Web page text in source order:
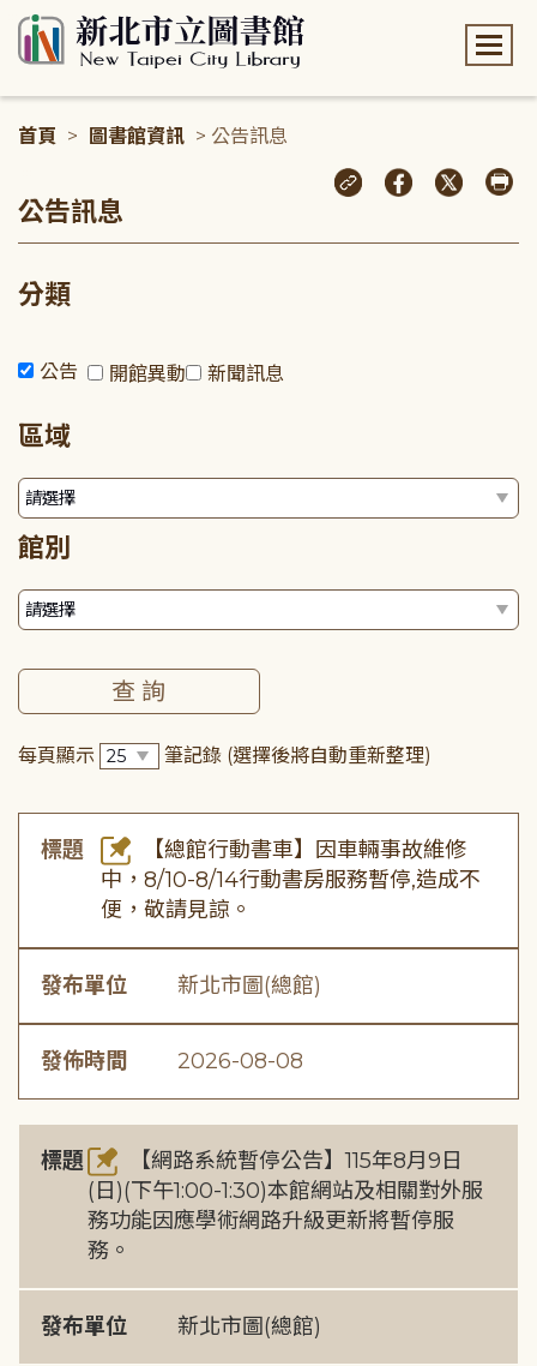
首頁 > 圖書館資訊 > 公告訊息
公告訊息
分類
公告 開館異動 新聞訊息
區域
館別
每頁顯示 筆記錄 (選擇後將自動重新整理)
標題
【總館行動書車】因車輛事故維修
中，8/10-8/14行動書房服務暫停,造成不
便，敬請見諒。
發布單位 新北市圖(總館)
發佈時間 2026-08-08
標題
【網路系統暫停公告】115年8月9日
(日)(下午1:00-1:30)本館網站及相關對外服
務功能因應學術網路升級更新將暫停服
務。
發布單位 新北市圖(總館)